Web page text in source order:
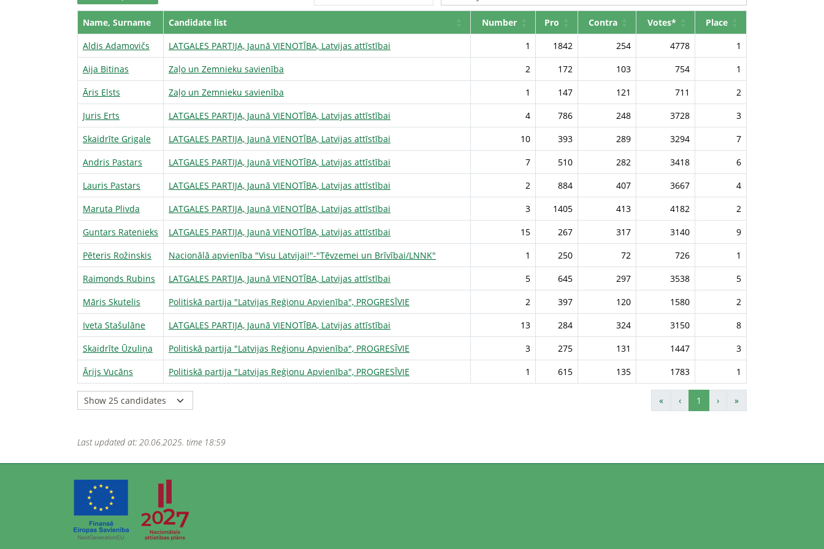
Name, Surname Candidate list Number Pro Contra Votes*
Place
Aldis Adamovičs
LATGALES PARTIJA, Jaunā VIENOTĪBA, Latvijas attīstībai 1 1842 254 4778
1
Aija Bitinas
Zaļo un Zemnieku savienība 2 172 103 754
1
Āris Elsts
Zaļo un Zemnieku savienība 1 147 121 711
2
Juris Erts
LATGALES PARTIJA, Jaunā VIENOTĪBA, Latvijas attīstībai 4 786 248 3728
3
Skaidrīte Grigale
LATGALES PARTIJA, Jaunā VIENOTĪBA, Latvijas attīstībai 10 393 289 3294
7
Andris Pastars
LATGALES PARTIJA, Jaunā VIENOTĪBA, Latvijas attīstībai 7 510 282 3418
6
Lauris Pastars
LATGALES PARTIJA, Jaunā VIENOTĪBA, Latvijas attīstībai 2 884 407 3667
4
Maruta Plivda
LATGALES PARTIJA, Jaunā VIENOTĪBA, Latvijas attīstībai 3 1405 413 4182
2
Guntars Ratenieks
LATGALES PARTIJA, Jaunā VIENOTĪBA, Latvijas attīstībai 15 267 317 3140
9
Pēteris Rožinskis
Nacionālā apvienība "Visu Latvijai!"-"Tēvzemei un Brīvībai/LNNK" 1 250 72 726
1
Raimonds Rubins
LATGALES PARTIJA, Jaunā VIENOTĪBA, Latvijas attīstībai 5 645 297 3538
5
Māris Skutelis
Politiskā partija "Latvijas Reģionu Apvienība", PROGRESĪVIE 2 397 120 1580
2
Iveta Stašulāne
LATGALES PARTIJA, Jaunā VIENOTĪBA, Latvijas attīstībai 13 284 324 3150
8
Skaidrīte Ūzuliņa
Politiskā partija "Latvijas Reģionu Apvienība", PROGRESĪVIE 3 275 131 1447
3
Ārijs Vucāns
Politiskā partija "Latvijas Reģionu Apvienība", PROGRESĪVIE 1 615 135 1783 1
« ‹ 1 › »
Last updated at: 20.06.2025. time 18:59